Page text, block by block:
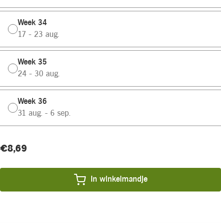
Week 34
17 - 23 aug.
Week 35
24 - 30 aug.
Week 36
31 aug. - 6 sep.
Huidige
Product
€8,69
In winkelmandje